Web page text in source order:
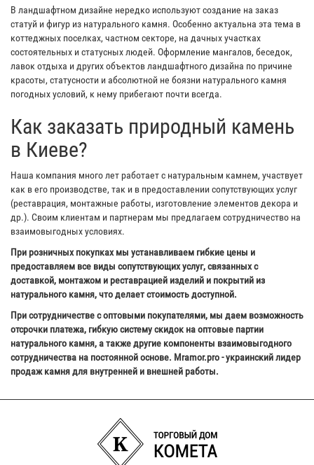
В ландшафтном дизайне нередко используют создание на заказ
статуй и фигур из натурального камня. Особенно актуальна эта тема в
коттеджных поселках, частном секторе, на дачных участках
состоятельных и статусных людей. Оформление мангалов, беседок,
лавок отдыха и других объектов ландшафтного дизайна по причине
красоты, статусности и абсолютной не боязни натурального камня
погодных условий, к нему прибегают почти всегда.
Как заказать природный камень
в Киеве?
Наша компания много лет работает с натуральным камнем, участвует
как в его производстве, так и в предоставлении сопутствующих услуг
(реставрация, монтажные работы, изготовление элементов декора и
др.). Своим клиентам и партнерам мы предлагаем сотрудничество на
взаимовыгодных условиях.
При розничных покупках мы устанавливаем гибкие цены и
предоставляем все виды сопутствующих услуг, связанных с
доставкой, монтажом и реставрацией изделий и покрытий из
натурального камня, что делает стоимость доступной.
При сотрудничестве с оптовыми покупателями, мы даем возможность
отсрочки платежа, гибкую систему скидок на оптовые партии
натурального камня, а также другие компоненты взаимовыгодного
сотрудничества на постоянной основе. Mramor.pro - украинский лидер
продаж камня для внутренней и внешней работы.